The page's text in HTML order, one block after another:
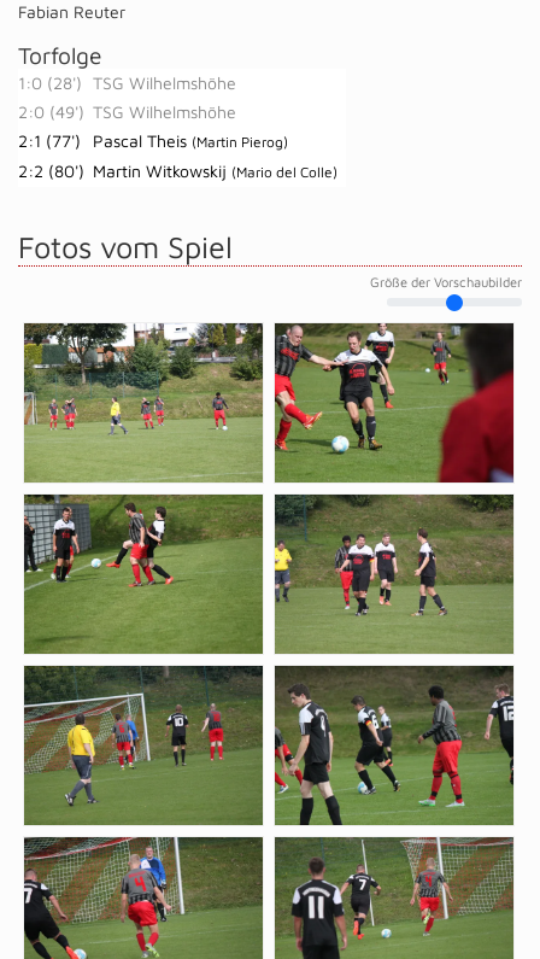
Fabian Reuter
Torfolge
1:0 (28') TSG Wilhelmshöhe
2:0 (49') TSG Wilhelmshöhe
2:1 (77')
Pascal Theis (Martin Pierog)
2:2 (80') Martin Witkowskij (Mario del Colle)
Fotos vom Spiel
Größe der Vorschaubilder